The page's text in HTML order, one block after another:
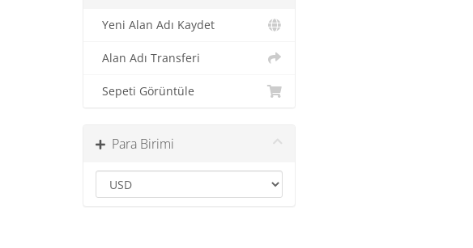
Yeni Alan Adı Kaydet
Alan Adı Transferi
Sepeti Görüntüle
Para Birimi